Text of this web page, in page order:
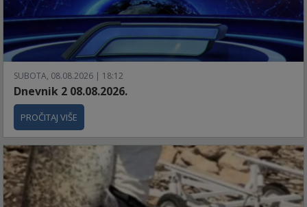
SUBOTA, 08.08.2026 | 18:12
Dnevnik 2 08.08.2026.
PROČITAJ VIŠE